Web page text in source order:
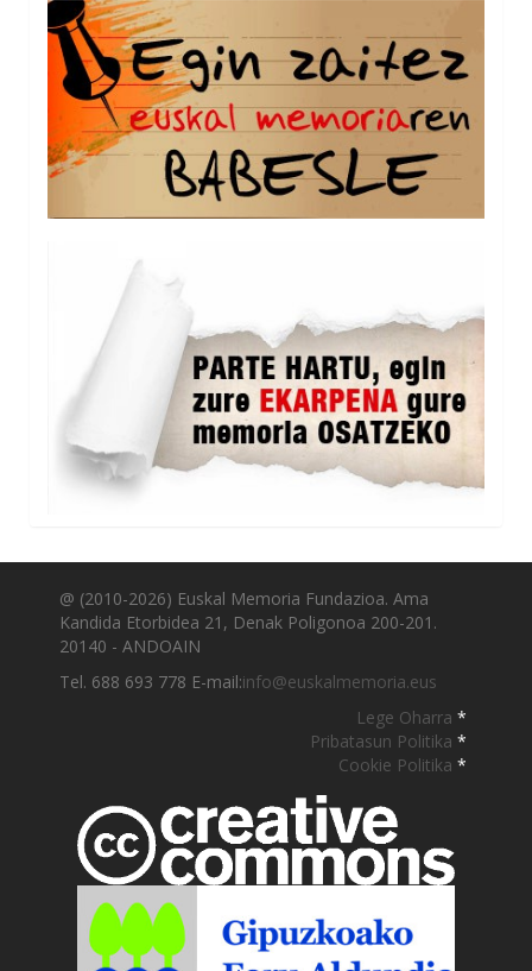
@ (2010-2026) Euskal Memoria Fundazioa. Ama
Kandida Etorbidea 21, Denak Poligonoa 200-201.
20140 - ANDOAIN
Tel. 688 693 778 E-mail:info@euskalmemoria.eus
Lege Oharra *
Pribatasun Politika *
Cookie Politika *